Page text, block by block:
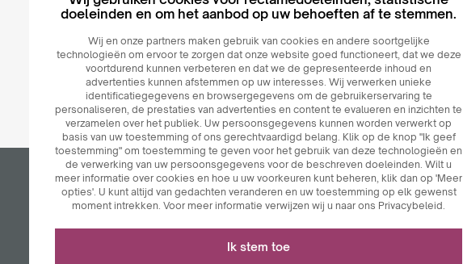
© 2026MAXIM Ceramics Sp. z o. o.
doeleinden en om het aanbod op uw behoeften af ​​te stemmen.
Wij en onze partners maken gebruik van cookies en andere soortgelijke
technologieën om ervoor te zorgen dat onze website goed functioneert, dat we deze
voortdurend kunnen verbeteren en dat we de gepresenteerde inhoud en
advertenties kunnen afstemmen op uw interesses. Wij verwerken unieke
identificatiegegevens en browsergegevens om de gebruikerservaring te
personaliseren, de prestaties van advertenties en content te evalueren en inzichten te
verzamelen over het publiek. Uw persoonsgegevens kunnen worden verwerkt op
basis van uw toestemming of ons gerechtvaardigd belang. Klik op de knop "Ik geef
toestemming" om toestemming te geven voor het gebruik van deze technologieën en
de verwerking van uw persoonsgegevens voor de beschreven doeleinden. Wilt u
meer informatie over cookies en hoe u uw voorkeuren kunt beheren, klik dan op 'Meer
opties'. U kunt altijd van gedachten veranderen en uw toestemming op elk gewenst
moment intrekken. Voor meer informatie verwijzen wij u naar ons Privacybeleid.
Noodzakelijk voor het functioneren van de website
Ik stem toe